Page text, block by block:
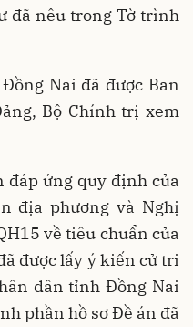
đã nêu trong Tờ trình
Nai đã được Ban
Bộ Chính trị xem
ứng quy định của
địa phương và Nghị
về tiêu chuẩn của
được lấy ý kiến cử tri
dân tỉnh Đồng Nai
phần hồ sơ Đề án đã